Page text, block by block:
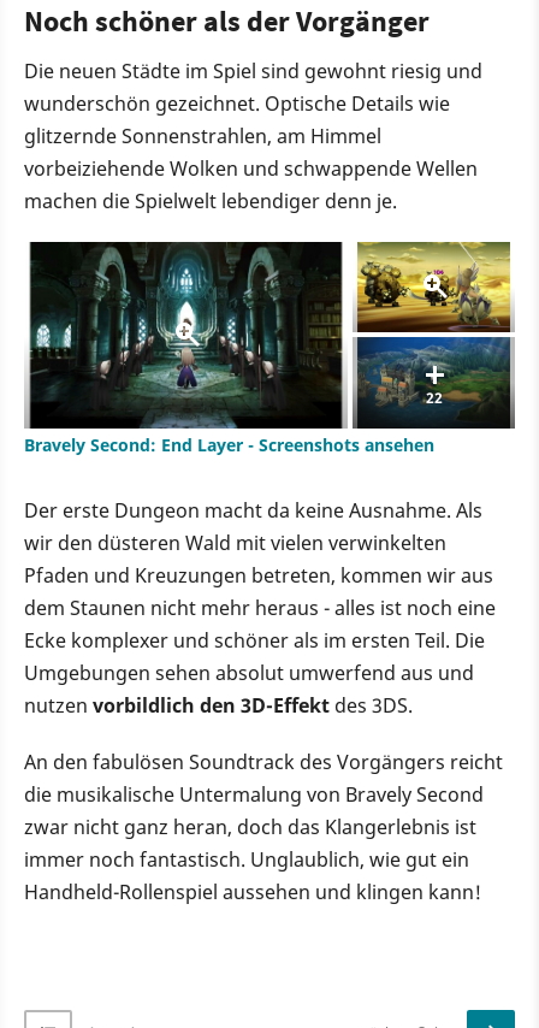
Noch schöner als der Vorgänger
Die neuen Städte im Spiel sind gewohnt riesig und
wunderschön gezeichnet. Optische Details wie
glitzernde Sonnenstrahlen, am Himmel
vorbeiziehende Wolken und schwappende Wellen
machen die Spielwelt lebendiger denn je.
22
Bravely Second: End Layer - Screenshots ansehen
Der erste Dungeon macht da keine Ausnahme. Als
wir den düsteren Wald mit vielen verwinkelten
Pfaden und Kreuzungen betreten, kommen wir aus
dem Staunen nicht mehr heraus - alles ist noch eine
Ecke komplexer und schöner als im ersten Teil. Die
Umgebungen sehen absolut umwerfend aus und
nutzen vorbildlich den 3D-Effekt des 3DS.
An den fabulösen Soundtrack des Vorgängers reicht
die musikalische Untermalung von Bravely Second
zwar nicht ganz heran, doch das Klangerlebnis ist
immer noch fantastisch. Unglaublich, wie gut ein
Handheld-Rollenspiel aussehen und klingen kann!